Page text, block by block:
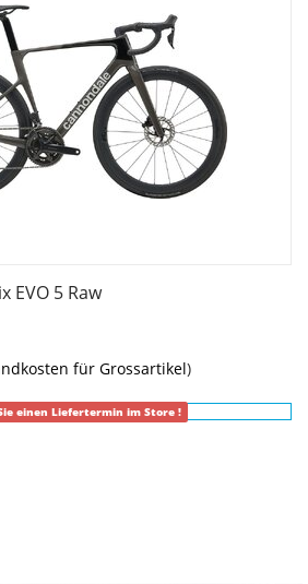
EVO 5 Raw
für Grossartikel)
einen Liefertermin im Store !